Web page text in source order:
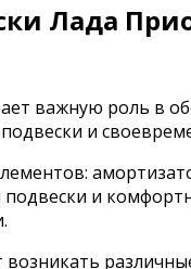
Лада
важную роль в
и
и